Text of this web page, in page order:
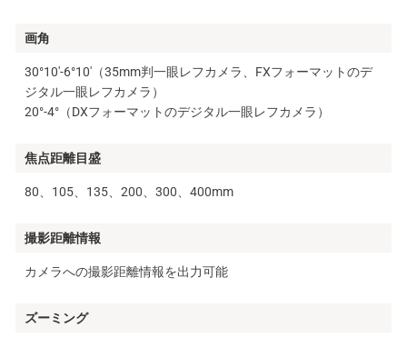
画角
30°10′-6°10′（35mm判一眼レフカメラ、FXフォーマットのデ
ジタル一眼レフカメラ）
20°-4°（DXフォーマットのデジタル一眼レフカメラ）
焦点距離目盛
80、105、135、200、300、400mm
撮影距離情報
カメラへの撮影距離情報を出力可能
ズーミング